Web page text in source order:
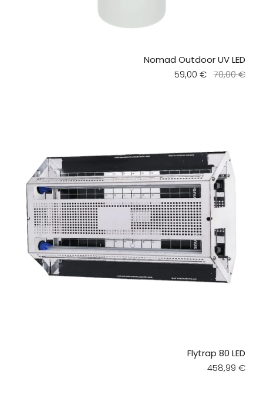
Nomad Outdoor UV LED
Regular price
59,00 € Sale price
70,00 €
Flytrap 80 LED
Regular
458,99 €